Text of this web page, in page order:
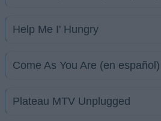
Help Me I' Hungry
Come As You Are (en español)
Plateau MTV Unplugged